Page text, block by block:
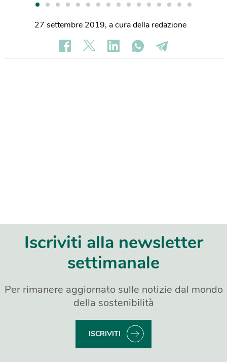
27 settembre 2019, a cura della redazione
Iscriviti alla newsletter
settimanale
Per rimanere aggiornato sulle notizie dal mondo
della sostenibilità
ISCRIVITI